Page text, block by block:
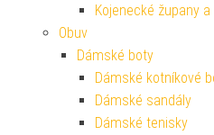
Kojenecké župany
Obuv
Dámské boty
Dámské kotníkové
Dámské sandály
Dámské tenisky